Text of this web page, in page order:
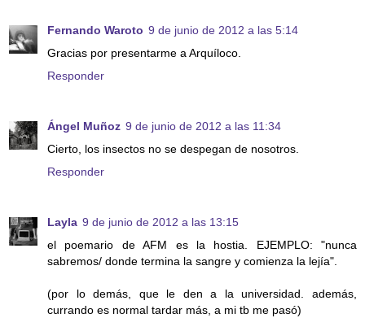
Fernando Waroto 9 de junio de 2012 a las 5:14
Gracias por presentarme a Arquíloco.
Responder
Ángel Muñoz 9 de junio de 2012 a las 11:34
Cierto, los insectos no se despegan de nosotros.
Responder
Layla 9 de junio de 2012 a las 13:15
el poemario de AFM es la hostia. EJEMPLO: "nunca
sabremos/ donde termina la sangre y comienza la lejía".
(por lo demás, que le den a la universidad. además,
currando es normal tardar más, a mi tb me pasó)